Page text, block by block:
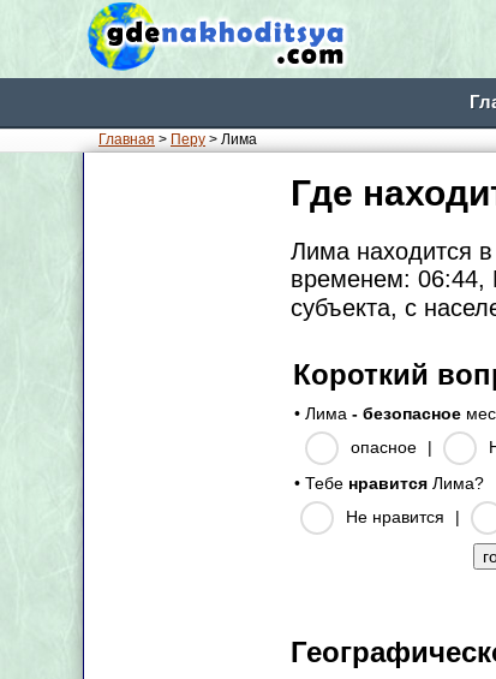
Главная > Перу > Лима
Где
Лима находится в
временем: 06:44,
субъекта, с
Короткий
• Лима - безопасное
опасное
|
• Тебе нравится Лима?
Не нравится
|